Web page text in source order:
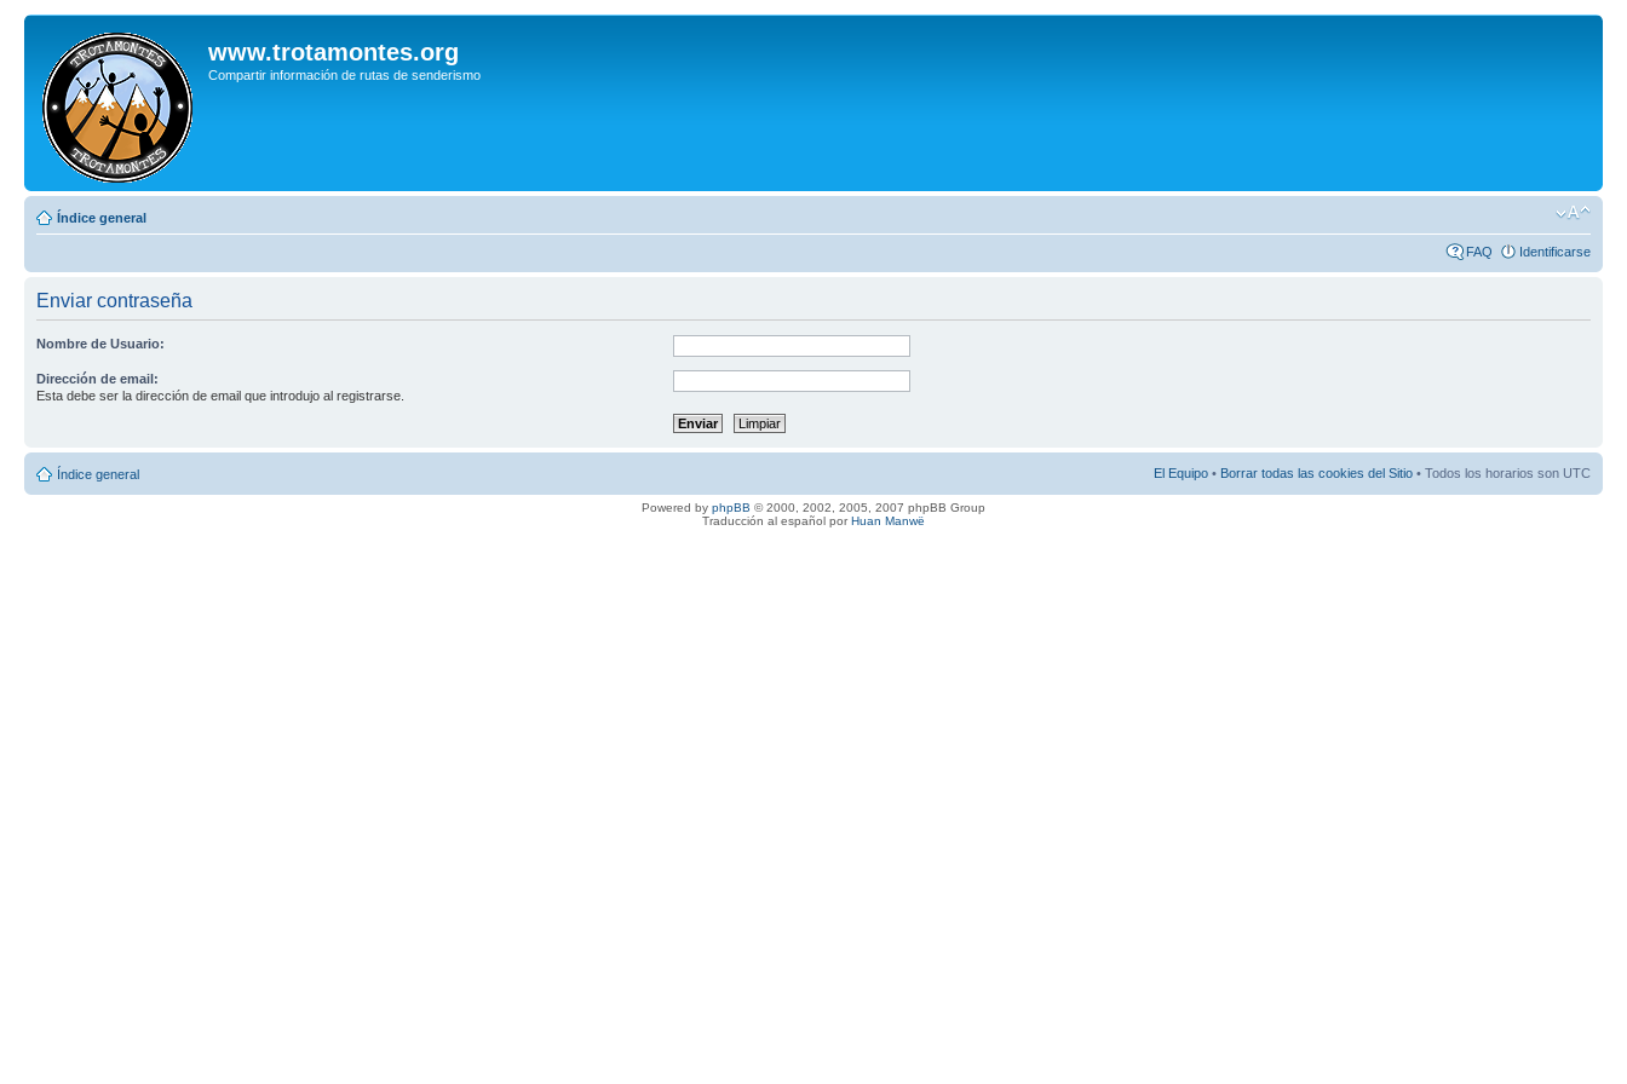
www.trotamontes.org
Compartir información de rutas de senderismo
Índice general
FAQ Identificarse
Enviar contraseña
Nombre de Usuario:
Dirección de email:
Esta debe ser la dirección de email que introdujo al registrarse.
Índice general El Equipo • Borrar todas las cookies del Sitio • Todos los horarios son UTC
Powered by phpBB © 2000, 2002, 2005, 2007 phpBB Group
Traducción al español porHuan Manwë